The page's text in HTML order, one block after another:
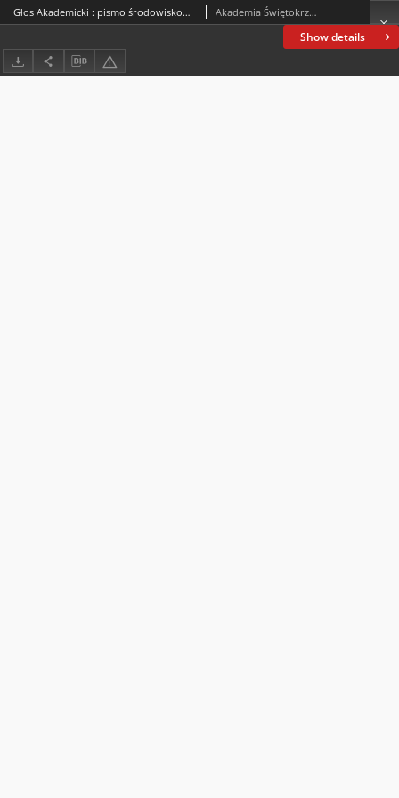
Show details
Głos Akademicki : pismo środowiskowe Akademii Świętokrzyskiej im. Jana Kochanowskiego w Kielcach. 2003, R. X, nr 6 (37) : czerwiec-sierpień 2003 Akademia Świętokrzyska im. Jana Kochanowskiego (Kielce)